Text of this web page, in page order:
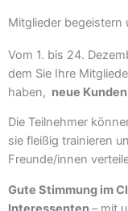
Mitglieder begeistern
Vom 1. bis 24.
dem Sie Ihre
haben, neue
Die Teilnehmer
sie fleißig trainieren
Freunde/innen
Gute Stimmung im